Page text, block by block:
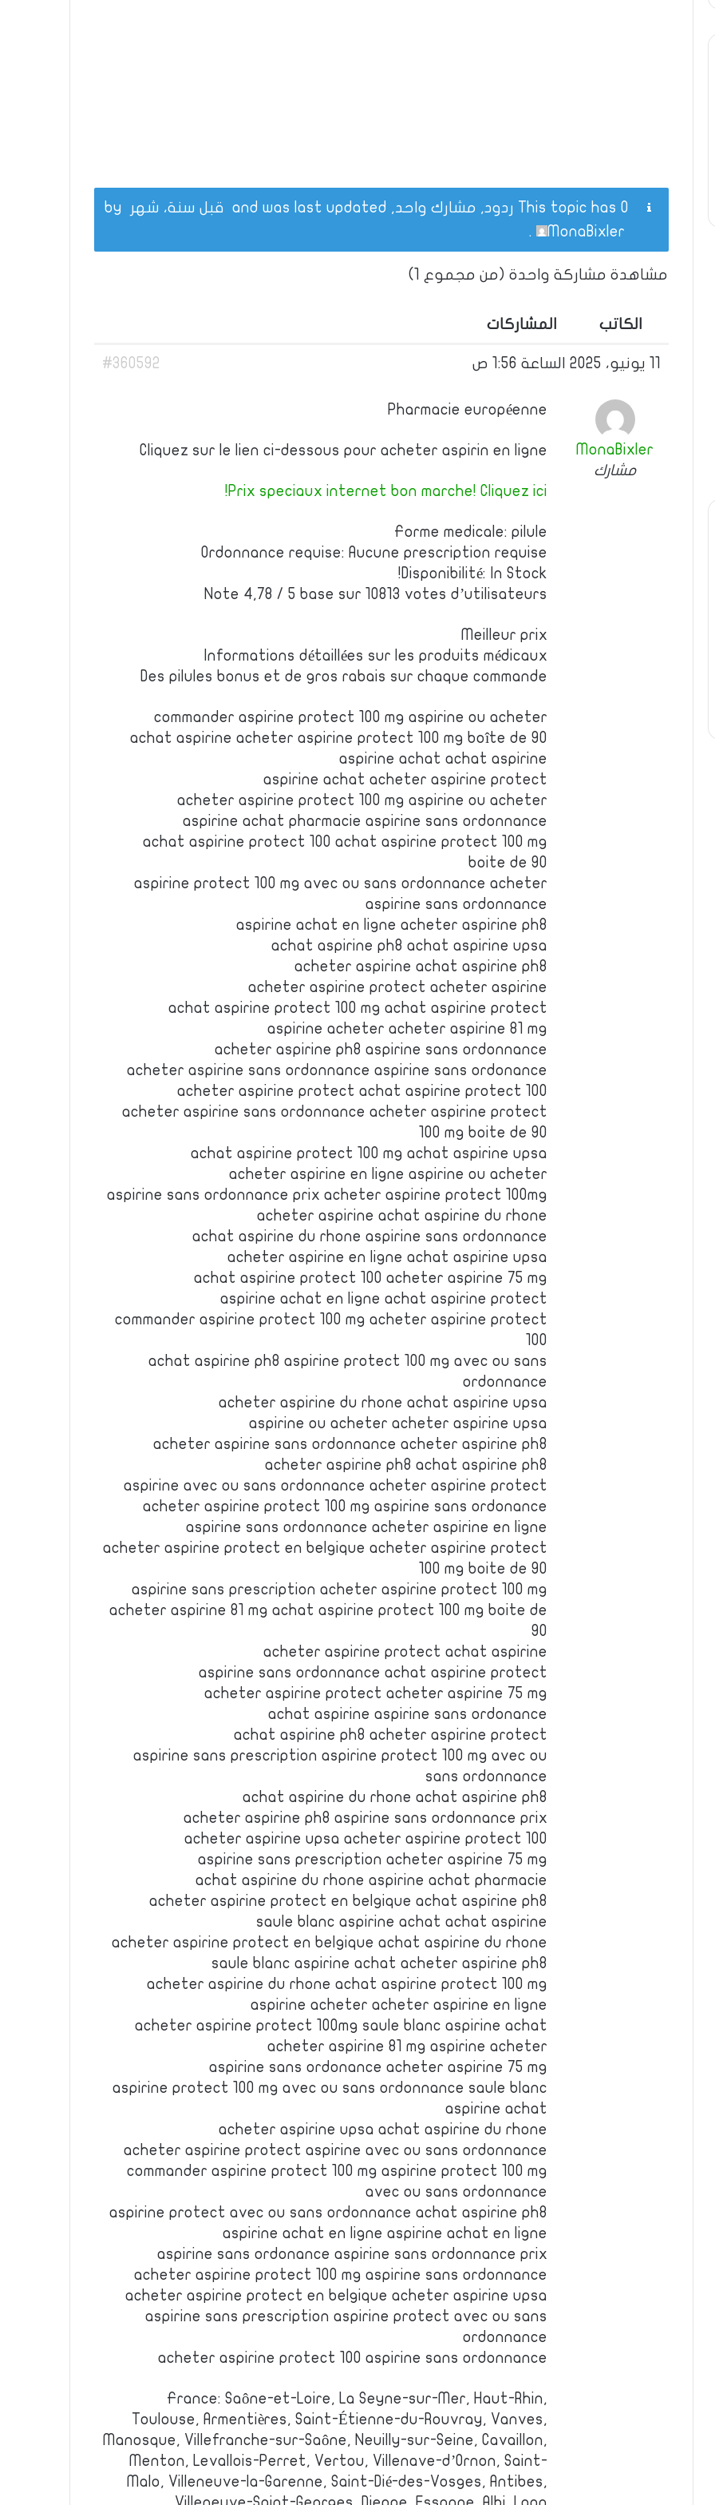
This topic has 0 ردود, مشارك واحد, and was last updated قبل سنة، شهر
MonaBixler
.
مشاهدة مشاركة واحدة (من مجموع 1)
الكاتب المشاركات
#360592
MonaBixler
مشارك
Pharmacie européenne
Cliquez sur le lien ci-dessous pour acheter aspirin en ligne
Prix speciaux internet bon marche! Cliquez ici!
Forme medicale: pilule
Ordonnance requise: Aucune prescription requise
Disponibilité: In Stock!
Note 4,78 / 5 base sur 10813 votes d’utilisateurs
Meilleur prix
Informations détaillées sur les produits médicaux
Des pilules bonus et de gros rabais sur chaque commande
commander aspirine protect 100 mg aspirine ou acheter
achat aspirine acheter aspirine protect 100 mg boîte de 90
aspirine achat achat aspirine
aspirine achat acheter aspirine protect
acheter aspirine protect 100 mg aspirine ou acheter
aspirine achat pharmacie aspirine sans ordonnance
achat aspirine protect 100 achat aspirine protect 100 mg
boite de 90
aspirine protect 100 mg avec ou sans ordonnance acheter
aspirine sans ordonnance
aspirine achat en ligne acheter aspirine ph8
achat aspirine ph8 achat aspirine upsa
acheter aspirine achat aspirine ph8
acheter aspirine protect acheter aspirine
achat aspirine protect 100 mg achat aspirine protect
aspirine acheter acheter aspirine 81 mg
acheter aspirine ph8 aspirine sans ordonnance
acheter aspirine sans ordonnance aspirine sans ordonance
acheter aspirine protect achat aspirine protect 100
acheter aspirine sans ordonnance acheter aspirine protect
100 mg boite de 90
achat aspirine protect 100 mg achat aspirine upsa
acheter aspirine en ligne aspirine ou acheter
aspirine sans ordonnance prix acheter aspirine protect 100mg
acheter aspirine achat aspirine du rhone
achat aspirine du rhone aspirine sans ordonnance
acheter aspirine en ligne achat aspirine upsa
achat aspirine protect 100 acheter aspirine 75 mg
aspirine achat en ligne achat aspirine protect
commander aspirine protect 100 mg acheter aspirine protect
100
achat aspirine ph8 aspirine protect 100 mg avec ou sans
ordonnance
acheter aspirine du rhone achat aspirine upsa
aspirine ou acheter acheter aspirine upsa
acheter aspirine sans ordonnance acheter aspirine ph8
acheter aspirine ph8 achat aspirine ph8
aspirine avec ou sans ordonnance acheter aspirine protect
acheter aspirine protect 100 mg aspirine sans ordonance
aspirine sans ordonnance acheter aspirine en ligne
acheter aspirine protect en belgique acheter aspirine protect
100 mg boite de 90
aspirine sans prescription acheter aspirine protect 100 mg
acheter aspirine 81 mg achat aspirine protect 100 mg boite de
90
acheter aspirine protect achat aspirine
aspirine sans ordonnance achat aspirine protect
acheter aspirine protect acheter aspirine 75 mg
achat aspirine aspirine sans ordonance
achat aspirine ph8 acheter aspirine protect
aspirine sans prescription aspirine protect 100 mg avec ou
sans ordonnance
achat aspirine du rhone achat aspirine ph8
acheter aspirine ph8 aspirine sans ordonnance prix
acheter aspirine upsa acheter aspirine protect 100
aspirine sans prescription acheter aspirine 75 mg
achat aspirine du rhone aspirine achat pharmacie
acheter aspirine protect en belgique achat aspirine ph8
saule blanc aspirine achat achat aspirine
acheter aspirine protect en belgique achat aspirine du rhone
saule blanc aspirine achat acheter aspirine ph8
acheter aspirine du rhone achat aspirine protect 100 mg
aspirine acheter acheter aspirine en ligne
acheter aspirine protect 100mg saule blanc aspirine achat
acheter aspirine 81 mg aspirine acheter
aspirine sans ordonance acheter aspirine 75 mg
aspirine protect 100 mg avec ou sans ordonnance saule blanc
aspirine achat
acheter aspirine upsa achat aspirine du rhone
acheter aspirine protect aspirine avec ou sans ordonnance
commander aspirine protect 100 mg aspirine protect 100 mg
avec ou sans ordonnance
aspirine protect avec ou sans ordonnance achat aspirine ph8
aspirine achat en ligne aspirine achat en ligne
aspirine sans ordonance aspirine sans ordonnance prix
acheter aspirine protect 100 mg aspirine sans ordonnance
acheter aspirine protect en belgique acheter aspirine upsa
aspirine sans prescription aspirine protect avec ou sans
ordonnance
acheter aspirine protect 100 aspirine sans ordonnance
France: Saône-et-Loire, La Seyne-sur-Mer, Haut-Rhin,
Toulouse, Armentières, Saint-Étienne-du-Rouvray, Vanves,
Manosque, Villefranche-sur-Saône, Neuilly-sur-Seine, Cavaillon,
Menton, Levallois-Perret, Vertou, Villenave-d’Ornon, Saint-
Malo, Villeneuve-la-Garenne, Saint-Dié-des-Vosges, Antibes,